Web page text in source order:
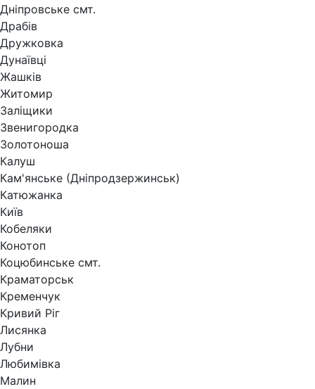
Дніпровське смт.
Драбів
Дружковка
Дунаївці
Жашків
Житомир
Заліщики
Звенигородка
Золотоноша
Калуш
Кам'янське (Дніпродзержинськ)
Катюжанка
Київ
Кобеляки
Конотоп
Коцюбинське смт.
Краматорськ
Кременчук
Кривий Ріг
Лисянка
Лубни
Любимівка
Малин